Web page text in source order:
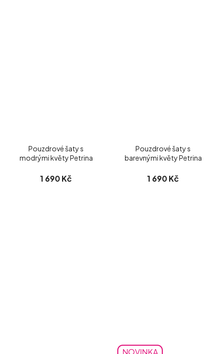
Pouzdrové šaty s
modrými květy Petrina
1 690 Kč
Pouzdrové šaty s
barevnými květy Petrina
1 690 Kč
NOVINKA